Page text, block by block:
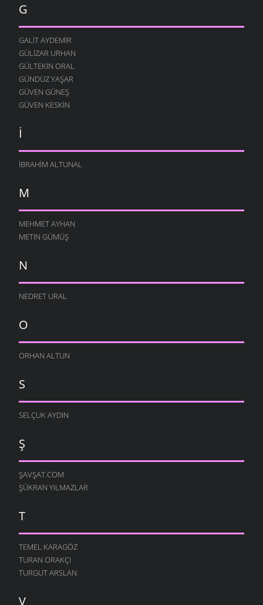
G
GALIT AYDEMIR
GÜLIZAR URHAN
GÜLTEKIN ORAL
GÜNDÜZ YAŞAR
GÜVEN GÜNEŞ
GÜVEN KESKIN
İ
İBRAHIM ALTUNAL
M
MEHMET AYHAN
METIN GÜMÜŞ
N
NEDRET URAL
O
ORHAN ALTUN
S
SELÇUK AYDIN
Ş
ŞAVŞAT.COM
ŞÜKRAN YILMAZLAR
T
TEMEL KARAGÖZ
TURAN ORAKÇI
TURGUT ARSLAN
V